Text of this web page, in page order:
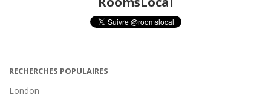
RECHERCHES POPULAIRES
London